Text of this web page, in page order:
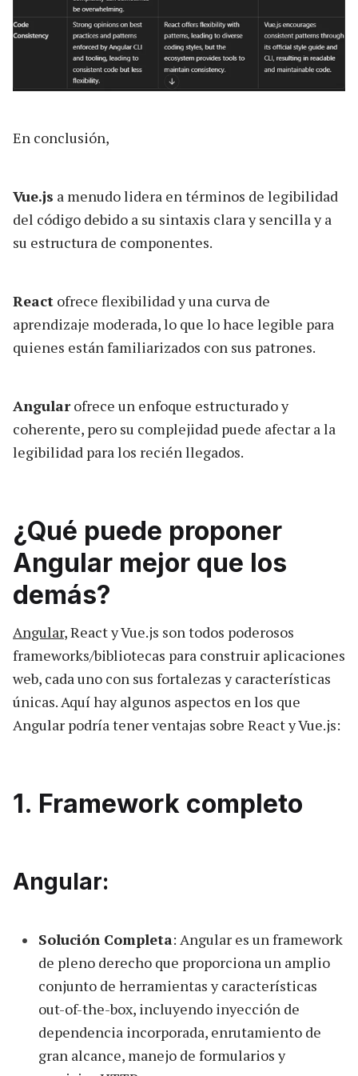
En conclusión,
Vue.js a menudo lidera en términos de legibilidad
del código debido a su sintaxis clara y sencilla y a
su estructura de componentes.
React ofrece flexibilidad y una curva de
aprendizaje moderada, lo que lo hace legible para
quienes están familiarizados con sus patrones.
Angularofrece un enfoque estructurado y
coherente, pero su complejidad puede afectar a la
legibilidad para los recién llegados.
¿Qué puede proponer
Angular mejor que los
demás?
Angular, React y Vue.js son todos poderosos
frameworks/bibliotecas para construir aplicaciones
web, cada uno con sus fortalezas y características
únicas. Aquí hay algunos aspectos en los que
Angular podría tener ventajas sobre React y Vue.js:
1. Framework completo
Angular:
Solución Completa: Angular es un framework
de pleno derecho que proporciona un amplio
conjunto de herramientas y características
out-of-the-box, incluyendo inyección de
dependencia incorporada, enrutamiento de
gran alcance, manejo de formularios y